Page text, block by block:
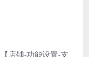
店铺-功能设置-支